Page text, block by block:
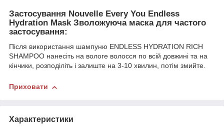
Застосування Nouvelle Every You Endless
Hydration Mask Зволожуюча маска для частого
застосування:
Після використання шампуню ENDLESS HYDRATION RICH
SHAMPOO нанесіть на вологе волосся по всій довжині та на
кінчики, розподіліть і залиште на 3-10 хвилин, потім змийте.
Приховати
Характеристики